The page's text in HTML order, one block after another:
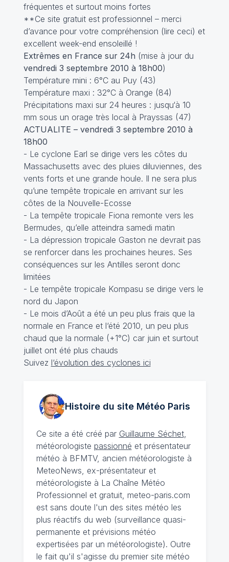
fréquentes et surtout moins fortes
**Ce site gratuit est professionnel – merci
d’avance pour votre compréhension (lire ceci) et
excellent week-end ensoleillé !
Extrêmes en France sur 24h (mise à jour du
vendredi 3 septembre 2010 à 18h00)
Température mini : 6°C au Puy (43)
Température maxi : 32°C à Orange (84)
Précipitations maxi sur 24 heures : jusqu‘à 10
mm sous un orage très local à Prayssas (47)
ACTUALITE – vendredi 3 septembre 2010 à
18h00
- Le cyclone Earl se dirige vers les côtes du
Massachusetts avec des pluies diluviennes, des
vents forts et une grande houle. Il ne sera plus
qu’une tempête tropicale en arrivant sur les
côtes de la Nouvelle-Ecosse
- La tempête tropicale Fiona remonte vers les
Bermudes, qu’elle atteindra samedi matin
- La dépression tropicale Gaston ne devrait pas
se renforcer dans les prochaines heures. Ses
conséquences sur les Antilles seront donc
limitées
- Le tempête tropicale Kompasu se dirige vers le
nord du Japon
- Le mois d’Août a été un peu plus frais que la
normale en France et l‘été 2010, un peu plus
chaud que la normale (+1°C) car juin et surtout
juillet ont été plus chauds
Suivez l‘évolution des cyclones ici
Histoire du site MétéoParis
Ce site a été créé par Guillaume Séchet,
météorologiste passionné et présentateur
météo à BFMTV, ancien météorologiste à
MeteoNews, ex-présentateur et
météorologiste à La Chaîne Météo
Professionnel et gratuit, meteo-paris.com
est sans doute l'un des sites météo les
plus réactifs du web (surveillance quasi-
permanente et prévisions météo
expertisées par un météorologiste). Outre
le fait qu'il s'agisse du premier site météo